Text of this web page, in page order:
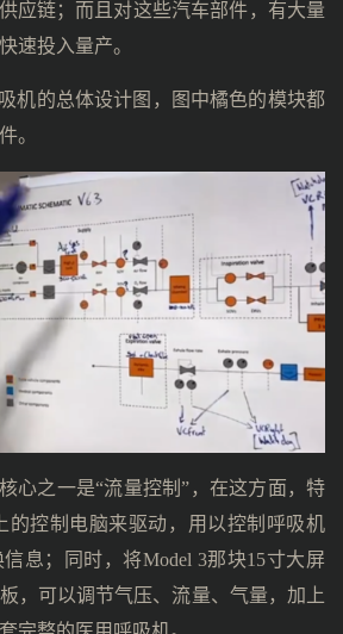
应链；而且对这些汽车部件，有大量
速投入量产。
机的总体设计图，图中橘色的模块都
。
心之一是“流量控制”，在这方面，特
的控制电脑来驱动，用以控制呼吸机
息；同时，将Model 3那块15寸大屏
，可以调节气压、流量、气量，加上